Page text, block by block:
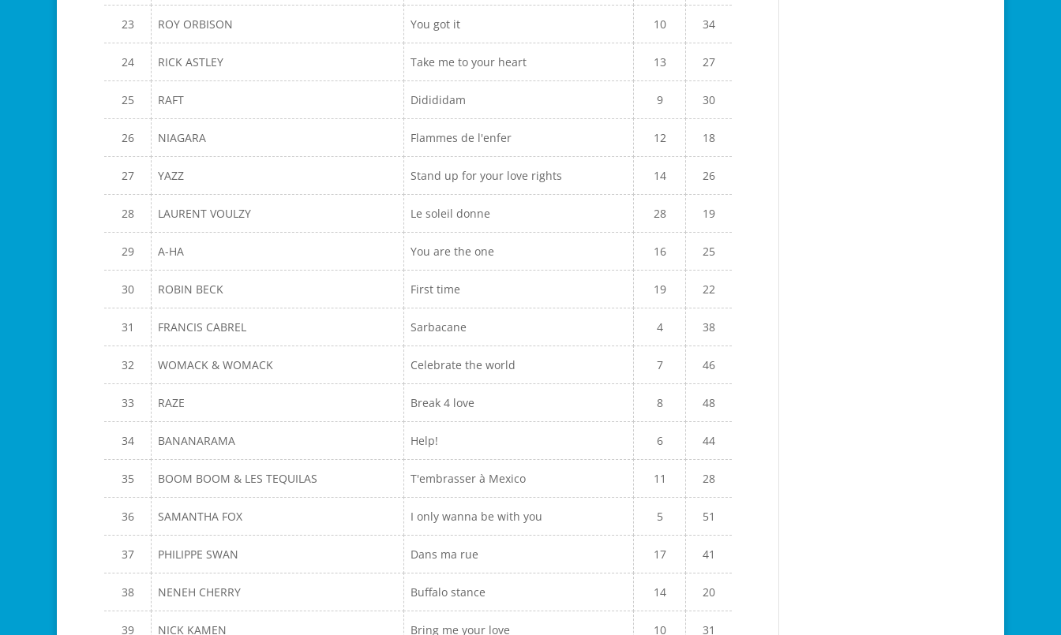
23 ROY ORBISON You got it 10 34
24 RICK ASTLEY Take me to your heart 13 27
25 RAFT Didididam 9 30
26 NIAGARA Flammes de l'enfer 12 18
27 YAZZ Stand up for your love rights 14 26
28 LAURENT VOULZY Le soleil donne 28 19
29 A-HA You are the one 16 25
30 ROBIN BECK First time 19 22
31 FRANCIS CABREL Sarbacane 4 38
32 WOMACK & WOMACK Celebrate the world 7 46
33 RAZE Break 4 love 8 48
34 BANANARAMA Help! 6 44
35 BOOM BOOM & LES TEQUILAS T'embrasser à Mexico 11 28
36 SAMANTHA FOX I only wanna be with you 5 51
37 PHILIPPE SWAN Dans ma rue 17 41
38 NENEH CHERRY Buffalo stance 14 20
39 NICK KAMEN Bring me your love 10 31